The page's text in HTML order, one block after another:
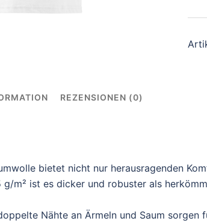
REZENSIONEN (0)
bietet nicht nur herausragenden
m² ist es dicker und robuster als
Nähte an Ärmeln und Saum